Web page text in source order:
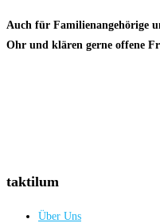
Auch für Familienangehörige
Ohr und klären gerne offene
taktilum
Über Uns